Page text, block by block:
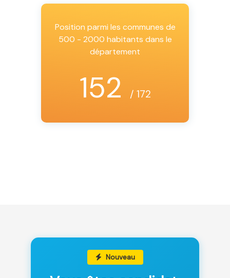
Position parmi les communes de
500 - 2000 habitants dans le
département
152 / 172
Nouveau